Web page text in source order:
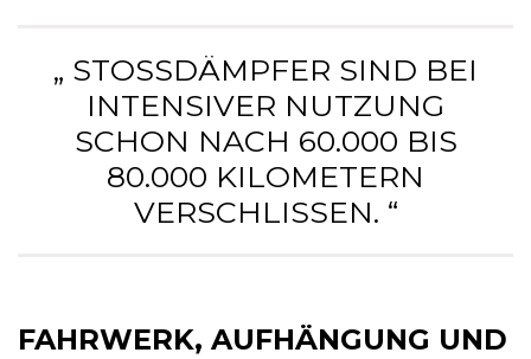
„ STOSSDÄMPFER SIND BEI I
NTENSIVER NUTZUNG S
CHON NACH 60.000 BIS 8
0.000 KILOMETERN V
ERSCHLISSEN. “
FAHRWERK, AUFHÄNGUNG UND